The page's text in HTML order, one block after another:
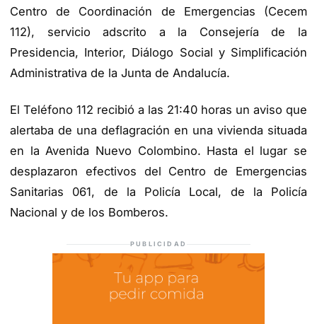
Centro de Coordinación de Emergencias (Cecem
112), servicio adscrito a la Consejería de la
Presidencia, Interior, Diálogo Social y Simplificación
Administrativa de la Junta de Andalucía.
El Teléfono 112 recibió a las 21:40 horas un aviso que
alertaba de una deflagración en una vivienda situada
en la Avenida Nuevo Colombino. Hasta el lugar se
desplazaron efectivos del Centro de Emergencias
Sanitarias 061, de la Policía Local, de la Policía
Nacional y de los Bomberos.
PUBLICIDAD